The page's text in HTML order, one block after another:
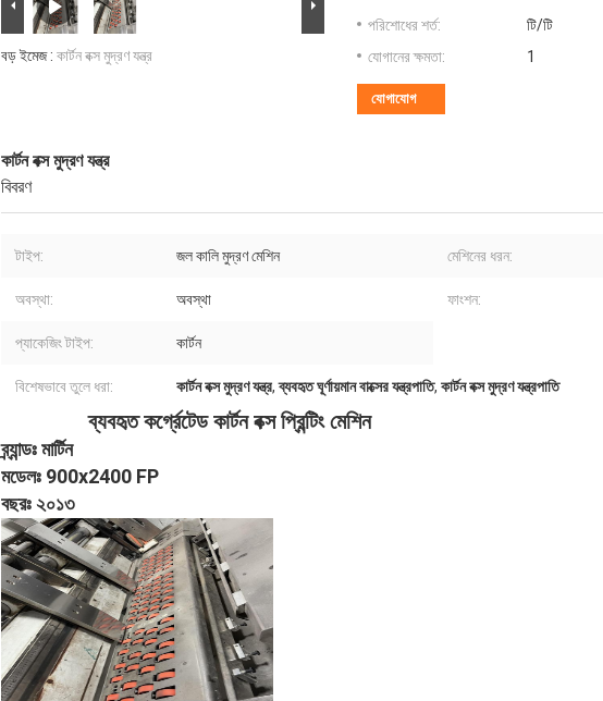
বড় ইমেজ : কার্টন বক্স মুদ্রণ যন্ত্র
পরিশোধের শর্ত:
টি/টি
যোগানের ক্ষমতা:
1
যোগাযোগ
কার্টন বক্স মুদ্রণ যন্ত্র
বিবরণ
টাইপ: জল কালি মুদ্রণ মেশিন মেশিনের ধরন:
অবস্থা: অবস্থা ফাংশন:
প্যাকেজিং টাইপ: কার্টন
বিশেষভাবে তুলে ধরা: কার্টন বক্স মুদ্রণ যন্ত্র,ব্যবহৃত ঘূর্ণায়মান বাক্সের যন্ত্রপাতি, কার্টন বক্স মুদ্রণ যন্ত্রপাতি
ব্যবহৃত কর্গ্রেটেড কার্টন বক্স প্রিন্টিং মেশিন
ব্র্যান্ডঃ মার্টিন
মডেলঃ 900x2400 FP
বছরঃ ২০১৩